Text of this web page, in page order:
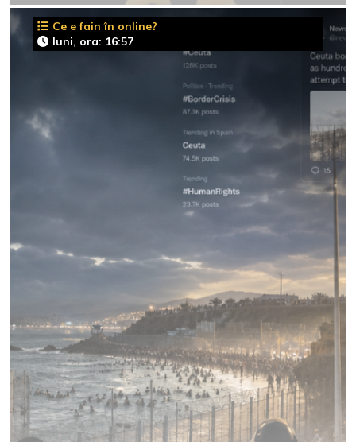
Ce e fain în online?
luni, ora: 16:57